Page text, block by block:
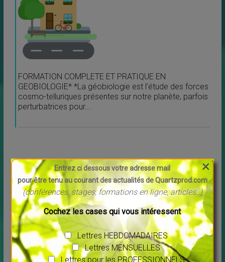
FORMATION COMPLETE ET PRATIQUE EN
GEOBIOLOGIE* *La géobiologie est l’étude des forces
cosmo-telluriques présentes sur notre planète, parfois
perturbatrices pour...
11 Oct 26
-> 21 Oct 26
00 h 00
Lise Côté nous invite en Arizona
— octobre 2026
Entrez ci dessous votre adresse mail
pour être tenu au courant des actualités de Quartzprod.com
(conférences, stages, formations en ligne, articles..)
Cochez les cases qui vous intéressent
Lettres HEBDOMADAIRES
Lettres MENSUELLES
Lettres pour les PROFESSIONNELS
×